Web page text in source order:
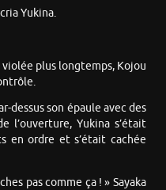
Yukina.
plus longtemps, Kojou
dessus son épaule avec des
l’ouverture, Yukina s’était
en ordre et s’était cachée
pas comme ça ! » Sayaka